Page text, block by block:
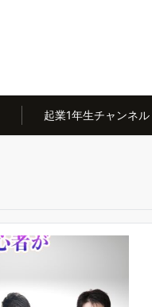
起業1年生チャンネル